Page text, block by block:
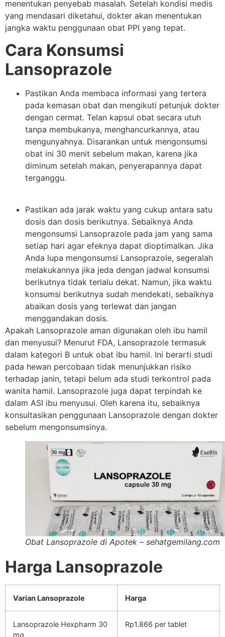
menentukan penyebab masalah. Setelah kondisi medis
yang mendasari diketahui, dokter akan menentukan
jangka waktu penggunaan obat PPI yang tepat.
Cara Konsumsi
Lansoprazole
Pastikan Anda membaca informasi yang tertera
pada kemasan obat dan mengikuti petunjuk dokter
dengan cermat. Telan kapsul obat secara utuh
tanpa membukanya, menghancurkannya, atau
mengunyahnya. Disarankan untuk mengonsumsi
obat ini 30 menit sebelum makan, karena jika
diminum setelah makan, penyerapannya dapat
terganggu.
Pastikan ada jarak waktu yang cukup antara satu
dosis dan dosis berikutnya. Sebaiknya Anda
mengonsumsi Lansoprazole pada jam yang sama
setiap hari agar efeknya dapat dioptimalkan. Jika
Anda lupa mengonsumsi Lansoprazole, segeralah
melakukannya jika jeda dengan jadwal konsumsi
berikutnya tidak terlalu dekat. Namun, jika waktu
konsumsi berikutnya sudah mendekati, sebaiknya
abaikan dosis yang terlewat dan jangan
menggandakan dosis.
Apakah Lansoprazole aman digunakan oleh ibu hamil
dan menyusui? Menurut FDA, Lansoprazole termasuk
dalam kategori B untuk obat ibu hamil. Ini berarti studi
pada hewan percobaan tidak menunjukkan risiko
terhadap janin, tetapi belum ada studi terkontrol pada
wanita hamil. Lansoprazole juga dapat terpindah ke
dalam ASI ibu menyusui. Oleh karena itu, sebaiknya
konsultasikan penggunaan Lansoprazole dengan dokter
sebelum mengonsumsinya.
Obat Lansoprazole di Apotek – sehatgemilang.com
Harga Lansoprazole
Varian Lansoprazole Harga
Lansoprazole Hexpharm 30
mg
Rp1.866 per tablet